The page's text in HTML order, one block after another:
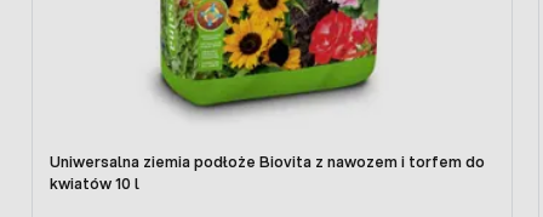
Uniwersalna ziemia podłoże Biovita z nawozem i torfem do
kwiatów 10 l